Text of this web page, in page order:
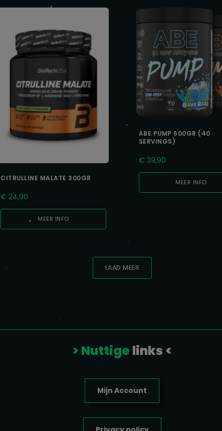
CITRULLINE MALATE 300GR
€ 24,90
MEER INFO
ABE PUMP 500GR (40
SERVINGS)
€ 39,90
MEER INFO
LAAD MEER
> Nuttige links <
Mijn Account